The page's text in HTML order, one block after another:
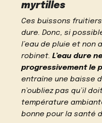
myrtilles
Ces buissons fruitiers
dure. Donc, si
l’eau de pluie et non
robinet.L’eau dure
progressivement le
entraîne une baisse
n’oubliez pas qu’il
température
bonne pour la santé